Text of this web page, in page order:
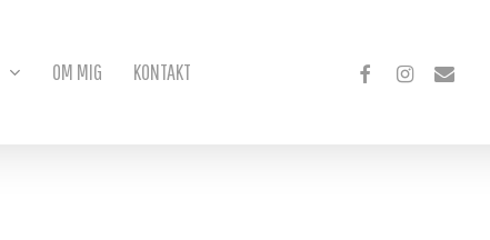
OM MIG KONTAKT FACEBOOKINSTAGRAM
EMAIL